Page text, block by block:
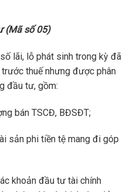
(Mã số 05)
lãi, lỗ phát sinh trong kỳ đã
thuế nhưng được phân
đầu tư, gồm:
bán TSCĐ, BĐSĐT;
sản phi tiền tệ mang đi góp
khoản đầu tư tài chính